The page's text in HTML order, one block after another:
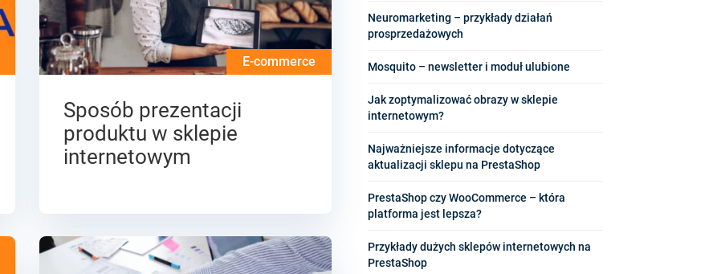
E-commerce
Sposób prezentacji
produktu w sklepie
internetowym
Neuromarketing – przykłady działań
prosprzedażowych
Mosquito – newsletter i moduł ulubione
Jak zoptymalizować obrazy w sklepie
internetowym?
Najważniejsze informacje dotyczące
aktualizacji sklepu na PrestaShop
PrestaShop czy WooCommerce – która
platforma jest lepsza?
Przykłady dużych sklepów internetowych na
PrestaShop